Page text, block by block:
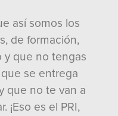
así somos los
de formación,
y que no tengas
se entrega
que no te van a
¡Eso es el PRI,